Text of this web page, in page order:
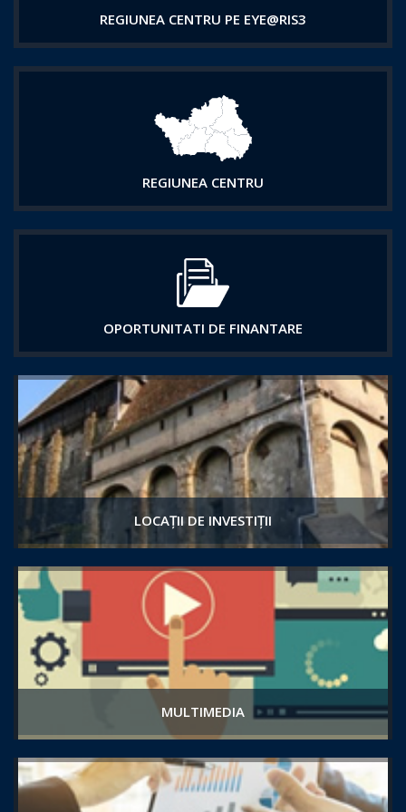
REGIUNEA CENTRU PE EYE@RIS3
REGIUNEA CENTRU
OPORTUNITATI DE FINANTARE
LOCAȚII DE INVESTIȚII
MULTIMEDIA